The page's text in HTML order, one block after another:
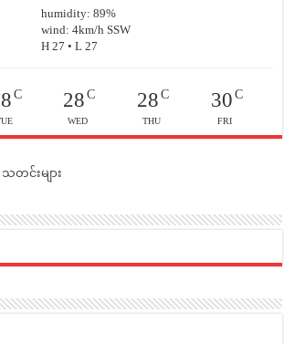
humidity: 89%
wind: 4km/h SSW
H 27 • L 27
C 28 C
WED
28C
THU
30C
FRI
င်းများ